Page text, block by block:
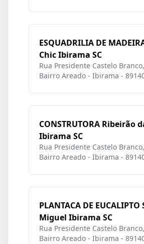
ESQUADRILIA DE
Chic Ibirama SC
Rua Presidente Castelo Branco,
Bairro Areado - Ibirama -
CONSTRUTORA Ribeirão
Ibirama SC
Rua Presidente Castelo Branco,
Bairro Areado - Ibirama -
PLANTACA DE
Miguel Ibirama SC
Rua Presidente Castelo Branco,
Bairro Areado - Ibirama -